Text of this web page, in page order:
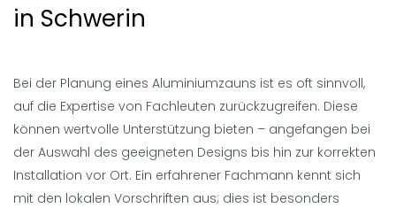
in Schwerin
Bei der Planung eines Aluminiumzauns ist es oft sinnvoll,
auf die Expertise von Fachleuten zurückzugreifen. Diese
können wertvolle Unterstützung bieten – angefangen bei
der Auswahl des geeigneten Designs bis hin zur korrekten
Installation vor Ort. Ein erfahrener Fachmann kennt sich
mit den lokalen Vorschriften aus; dies ist besonders